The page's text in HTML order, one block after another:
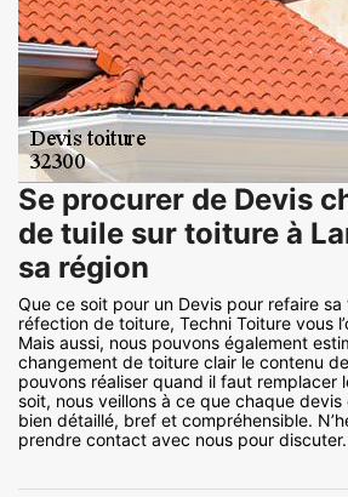
Se procurer de Devis
de tuile sur toiture à
sa région
Que ce soit pour un Devis pour refaire
réfection de toiture, Techni Toiture vous
Mais aussi, nous pouvons également
changement de toiture clair le contenu
pouvons réaliser quand il faut remplacer
soit, nous veillons à ce que chaque
bien détaillé, bref et compréhensible.
prendre contact avec nous pour discuter.